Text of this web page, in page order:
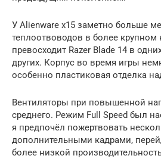
У Alienware x15 заметно больше
теплоотвоводов в более крупном
превосходит Razer Blade 14 в
других. Корпус во время игры
особенно пластиковая отделка
Вентиляторы при повышенной
среднего. Режим Full Speed был
я предпочёл пожертвовать
дополнительными кадрами,
более низкой